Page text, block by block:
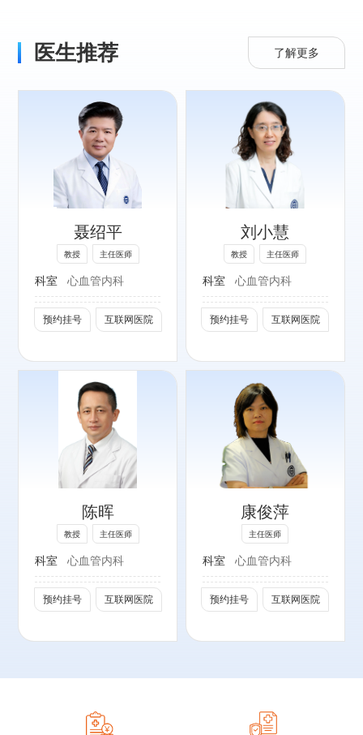
医生推荐 了解更多
聂绍平
教授 主任医师
科室 心血管内科
预约挂号 互联网医院
刘小慧
教授 主任医师
科室 心血管内科
预约挂号 互联网医院
专长：
高血压、心力衰
竭、 冠心病及各
种复杂心血管疾病
的诊治。
社会任职：
北京医师学会高血
压专家委员会常务
委员
研究会高血压防治
分会副主任委员
北京医师协会理事
中国药学会伦理学
研究专业委员会委
员
中国心脏学会委员
北京心脏病学会监
事长
第8、9届中华医
学会心血管病学分
会心力衰竭专家组
陈晖
教授 主任医师
科室 心血管内科
预约挂号 互联网医院
康俊萍
主任医师
科室 心血管内科
预约挂号 互联网医院
专长：
心力衰竭、心肌
病、高血压、冠心
病及复杂心脏疾病
的临床诊疗。
社会任职：
北京医师协会基层
高血压管理专业委
员会委员
事
病学分会心脏康复